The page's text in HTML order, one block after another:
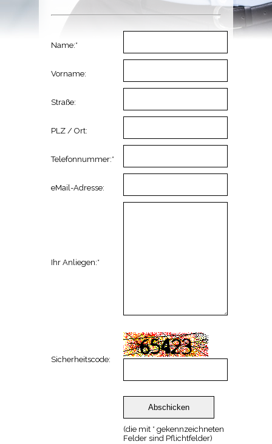
Name:*
Vorname:
Straße:
PLZ / Ort:
Telefonnummer:*
eMail-Adresse:
Ihr Anliegen:*
Sicherheitscode:
(die mit * gekennzeichneten
Felder sind Pflichtfelder)